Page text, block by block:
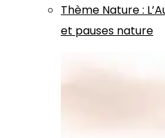
Thème Nature:
et pauses nature